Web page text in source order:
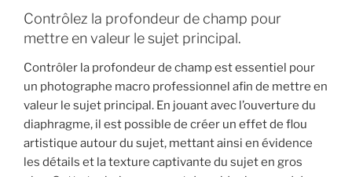
Contrôlez la profondeur de champ pour
mettre en valeur le sujet principal.
Contrôler la profondeur de champ est essentiel pour
un photographe macro professionnel afin de mettre en
valeur le sujet principal. En jouant avec l’ouverture du
diaphragme, il est possible de créer un effet de flou
artistique autour du sujet, mettant ainsi en évidence
les détails et la texture captivante du sujet en gros